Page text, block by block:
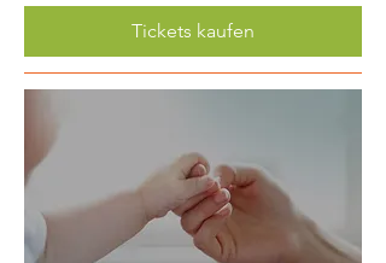
Tickets kaufen